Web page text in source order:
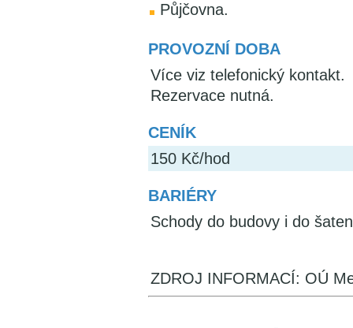
Půjčovna.
PROVOZNÍ DOBA
Více viz telefonický kontakt.
Rezervace nutná.
CENÍK
150 Kč/hod
BARIÉRY
Schody do budovy i do
ZDROJ INFORMACÍ: OÚ